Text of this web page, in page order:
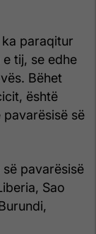
paraqitur
tij, se edhe
Bëhet
është
së
pavarësisë
Sao